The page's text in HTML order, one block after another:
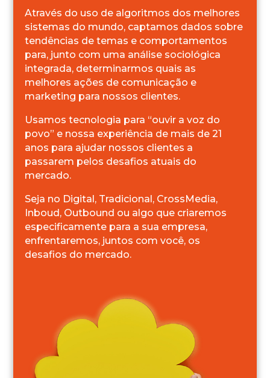
Através do uso de algoritmos dos melhores
sistemas do mundo, captamos dados sobre
tendências de temas e comportamentos
para, junto com uma análise sociológica
integrada, determinarmos quais as
melhores ações de comunicação e
marketing para nossos clientes.
Usamos tecnologia para “ouvir a voz do
povo” e nossa experiência de mais de 21
anos para ajudar nossos clientes a
passarem pelos desafios atuais do
mercado.
Seja no Digital, Tradicional, CrossMedia,
Inboud, Outbound ou algo que criaremos
especificamente para a sua empresa,
enfrentaremos, juntos com você, os
desafios do mercado.